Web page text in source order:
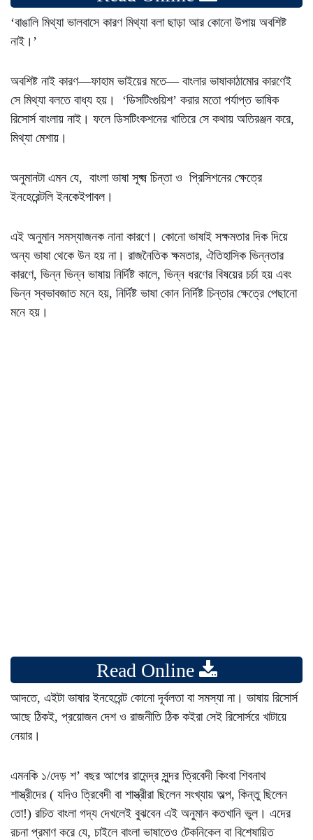
‘বাঙালি মিথ্যা ভালবাসে কারণ মিথ্যা বলা ছাড়া আর কোনো উপায় অবশিষ্ট
নাই।’
অবশিষ্ট নাই কারণ—ফাহাম ভাইয়ের মতে— বাংলার ভাষাকাঠামোর কারণেই
সে মিথ্যা বলতে বাধ্য হয়। ‘ডিসটিংগুয়িশ’ করার মতো পর্যাপ্ত ভাষিক
রিসোর্স বাংলায় নাই। ফলে ডিসটিংকশনের খাতিরে সে কথায় অতিরঞ্জন করে,
মিথ্যা মেশায়।
অনুমানটা এমন যে, বাংলা ভাষা সূক্ষ্ম চিন্তা ও প্রিসিশনের ক্ষেত্রে
ইনহেরেন্টলি ইনকেইপাবল।
এই অনুমান সমস্যাজনক নানা কারণে। কোনো ভাষাই সক্ষমতার দিক দিয়ে
অন্য ভাষা থেকে উন হয় না। রাজনৈতিক ক্ষমতার, ঐতিহাসিক ভিন্নতার
কারণে, ভিন্ন ভিন্ন ভাষায় নির্দিষ্ট কালে, ভিন্ন ধরণের বিষয়ের চর্চা হয় এবং
ভিন্ন স্বভাবজাত মনে হয়, নির্দিষ্ট ভাষা কোন নির্দিষ্ট চিন্তার ক্ষেত্রে পেছানো
মনে হয়।
Read Online
আদতে, এইটা ভাষার ইনহেরেন্ট কোনো দূর্বলতা বা সমস্যা না। ভাষায় রিসোর্স
আছে ঠিকই, প্রয়োজন দেশ ও রাজনীতি ঠিক কইরা সেই রিসোর্সরে খাটায়ে
নেয়ার।
এমনকি ১/দেড় শ’ বছর আগের রামেন্দ্র সুন্দর ত্রিবেদী কিংবা শিবনাথ
শাস্ত্রীদের ( যদিও ত্রিবেদী বা শাস্ত্রীরা ছিলেন সংখ্যায় অল্প, কিন্তু ছিলেন
তো!) রচিত বাংলা গদ্য দেখলেই বুঝবেন এই অনুমান কতখানি ভুল। এদের
রচনা প্রমাণ করে যে, চাইলে বাংলা ভাষাতেও টেকনিকেল বা বিশেষায়িত